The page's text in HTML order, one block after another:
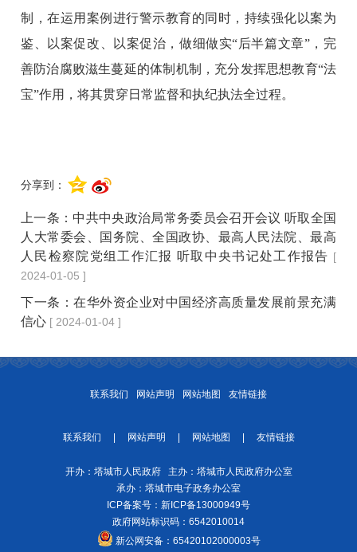
制，在运用案例进行警示教育的同时，持续强化以案为
鉴、以案促改、以案促治，做细做实“后半篇文章”，完
善防治腐败滋生蔓延的体制机制，充分发挥思想教育“法
宝”作用，将其贯穿日常监督和执纪执法全过程。
分享到：
上一条： 中共中央政治局常务委员会召开会议 听取全国
人大常委会、国务院、全国政协、最高人民法院、最高
人民检察院党组工作汇报 听取中央书记处工作报告 [
2024-01-05 ]
下一条：在华外资企业对中国经济高质量发展前景充满
信心 [ 2024-01-04 ]
联系我们 网站声明 网站地图 友情链接
联系我们 | 网站声明 | 网站地图 | 友情链接
开办：塔城市人民政府 主办：塔城市人民政府办公室
承办：塔城市电子政务办公室
ICP备案号： 新ICP备13000949号
政府网站标识码：6542010014
新公网安备： 65420102000003号